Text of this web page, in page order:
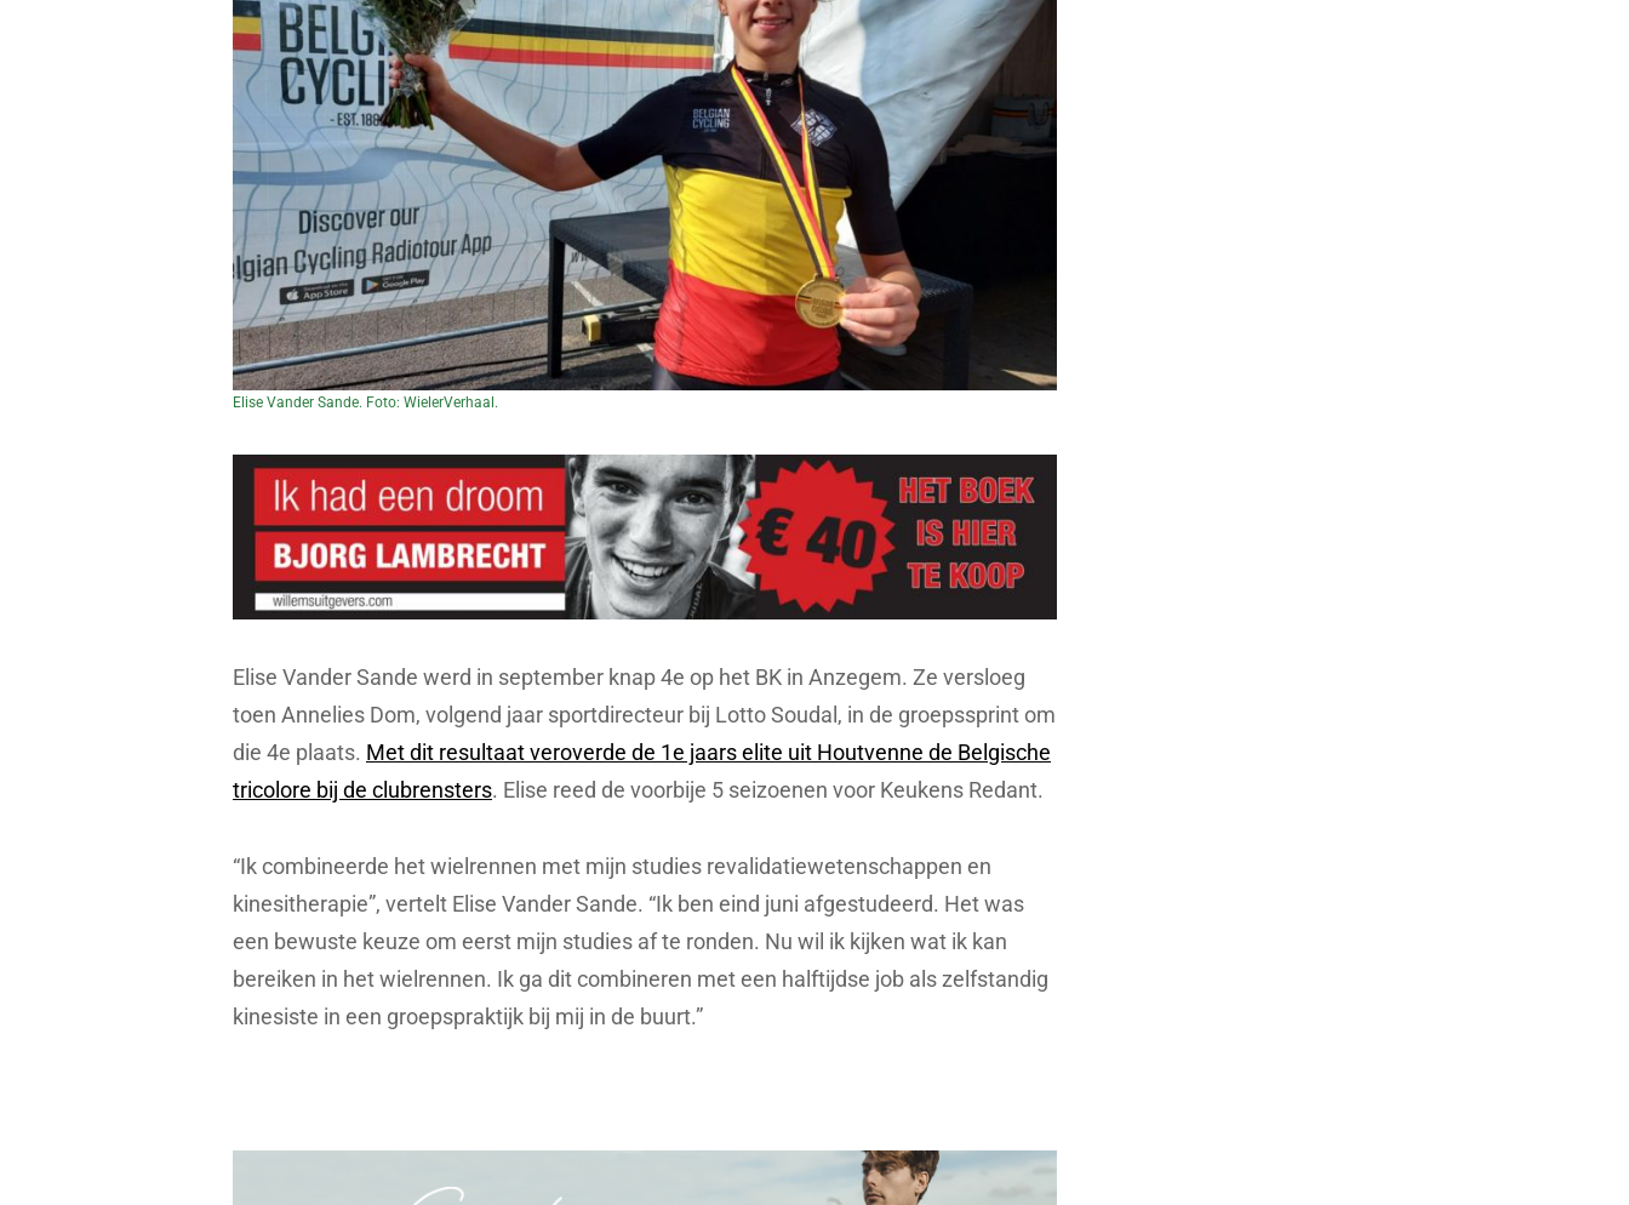
Elise Vander Sande. Foto: WielerVerhaal.
Elise Vander Sande werd in september knap 4e op het BK in Anzegem. Ze versloeg
toen Annelies Dom, volgend jaar sportdirecteur bij Lotto Soudal, in de groepssprint om
die 4e plaats. Met dit resultaat veroverde de 1e jaars elite uit Houtvenne de Belgische
tricolore bij de clubrensters. Elise reed de voorbije 5 seizoenen voor Keukens Redant.
“Ik combineerde het wielrennen met mijn studies revalidatiewetenschappen en
kinesitherapie”, vertelt Elise Vander Sande. “Ik ben eind juni afgestudeerd. Het was
een bewuste keuze om eerst mijn studies af te ronden. Nu wil ik kijken wat ik kan
bereiken in het wielrennen. Ik ga dit combineren met een halftijdse job als zelfstandig
kinesiste in een groepspraktijk bij mij in de buurt.”